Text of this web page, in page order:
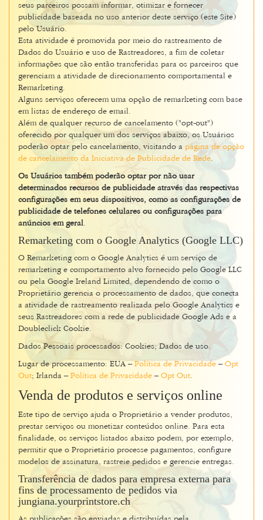
seus parceiros possam informar, otimizar e fornecer
publicidade baseada no uso anterior deste serviço (este Site)
pelo Usuário.
Esta atividade é promovida por meio do rastreamento de
Dados do Usuário e uso de Rastreadores, a fim de coletar
informações que são então transferidas para os parceiros que
gerenciam a atividade de direcionamento comportamental e
Remarketing.
Alguns serviços oferecem uma opção de remarketing com base
em listas de endereço de email.
Além de qualquer recurso de cancelamento ("opt-out")
oferecido por qualquer um dos serviços abaixo, os Usuários
poderão optar pelo cancelamento, visitando a página de opção
de cancelamento da Iniciativa de Publicidade de Rede.
Os Usuários também poderão optar por não usar
determinados recursos de publicidade através das respectivas
configurações em seus dispositivos, como as configurações de
publicidade de telefones celulares ou configurações para
anúncios em geral.
Remarketing com o Google Analytics (Google LLC)
O Remarketing com o Google Analytics é um serviço de
remarketing e comportamento alvo fornecido pelo Google LLC
ou pela Google Ireland Limited, dependendo de como o
Proprietário gerencia o processamento de dados, que conecta
a atividade de rastreamento realizada pelo Google Analytics e
seus Rastreadores com a rede de publicidade Google Ads e a
Doubleclick Cookie.
Dados Pessoais processados: Cookies; Dados de uso.
Lugar de processamento: EUA – Política de Privacidade – Opt
Out; Irlanda – Política de Privacidade – Opt Out.
Venda de produtos e serviços online
Este tipo de serviço ajuda o Proprietário a vender produtos,
prestar serviços ou monetizar conteúdos online. Para esta
finalidade, os serviços listados abaixo podem, por exemplo,
permitir que o Proprietário processe pagamentos, configure
modelos de assinatura, rastreie pedidos e gerencie entregas.
Transferência de dados para empresa externa para
fins de processamento de pedidos via
jungiana.yourprintstore.ch